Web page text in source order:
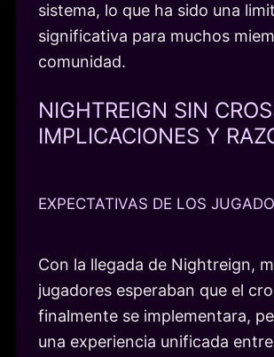
sistema, lo que ha sido una
significativa para muchos
comunidad.
NIGHTREIGN SIN
IMPLICACIONES Y
EXPECTATIVAS DE LOS
Con la llegada de Nightreign,
jugadores esperaban que el
finalmente se implementara,
una experiencia unificada